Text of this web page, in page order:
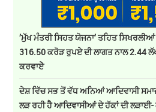
’ਮੁੱਖ ਮੰਤਰੀ ਸਿਹਤ ਯੋਜਨਾ’ ਤਹਿਤ
316.50 ਕਰੋੜ ਰੁਪਏ ਦੀ ਲਾਗਤ ਨਾਲ
ਕਰਵਾਏੇ
ਦੇਸ਼ ਵਿੱਚ ਸਭ ਤੋਂ ਵੱਧ ਅਨਿਆਂ ਆਦਿਵਾਸੀ
ਲੜ ਰਹੀ ਹੈ ਆਦਿਵਾਸੀਆਂ ਦੇ ਹੱਕਾਂ ਦੀ ਲੜਾਈ-